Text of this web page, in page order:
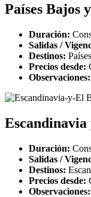
Países Bajos
Duración:
Salidas /
Destinos:
Precios desde:
Observaciones:
Duración:
Salidas /
Destinos:
Precios desde:
Observaciones: